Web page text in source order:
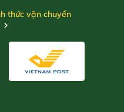
thức vận chuyển